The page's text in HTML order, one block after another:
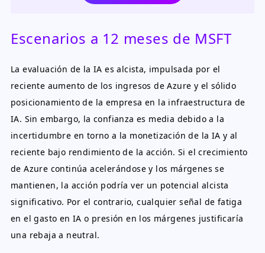
Escenarios a 12 meses de MSFT
La evaluación de la IA es alcista, impulsada por el
reciente aumento de los ingresos de Azure y el sólido
posicionamiento de la empresa en la infraestructura de
IA. Sin embargo, la confianza es media debido a la
incertidumbre en torno a la monetización de la IA y al
reciente bajo rendimiento de la acción. Si el crecimiento
de Azure continúa acelerándose y los márgenes se
mantienen, la acción podría ver un potencial alcista
significativo. Por el contrario, cualquier señal de fatiga
en el gasto en IA o presión en los márgenes justificaría
una rebaja a neutral.